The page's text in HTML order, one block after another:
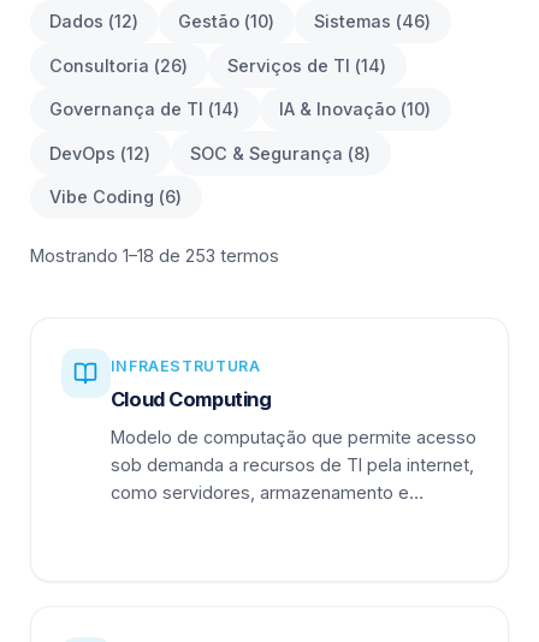
Dados (12) Gestão (10) Sistemas (46)
Consultoria (26) Serviços de TI (14)
Governança de TI (14) IA & Inovação (10)
DevOps (12) SOC & Segurança (8)
Vibe Coding (6)
Mostrando 1–18 de 253 termos
INFRAESTRUTURA
Cloud Computing
Modelo de computação que permite acesso
sob demanda a recursos de TI pela internet,
como servidores, armazenamento e